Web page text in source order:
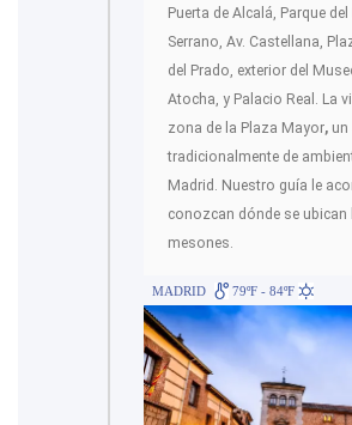
Puerta de Alcalá, Parque
Serrano, Av. Castellana,
del Prado, exterior del
Atocha, y Palacio Real. La
zona de la Plaza Mayor, un
tradicionalmente de
Madrid. Nuestro guía le
conozcan dónde se ubican
mesones.
MADRID 79ºF - 84ºF